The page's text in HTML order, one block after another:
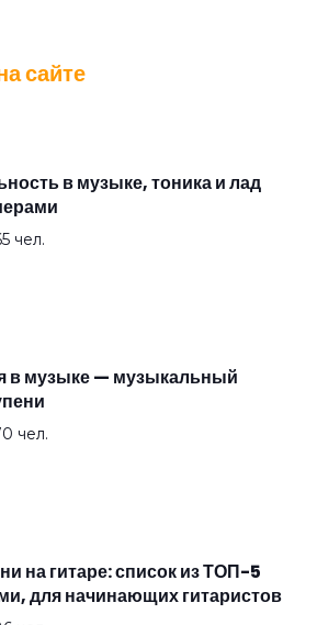
сайте
в музыке, тоника и лад
чел.
в музыке — музыкальный
чел.
на гитаре: список из ТОП-5
для начинающих гитаристов